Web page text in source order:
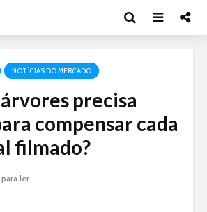
NOTÍCIAS DO MERCADO
precisa
compensar cada
filmado?
ler